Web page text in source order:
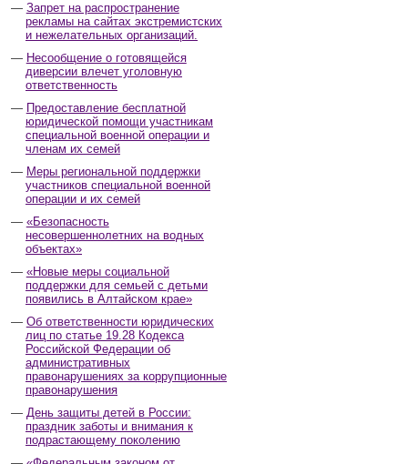
Запрет на распространение
рекламы на сайтах экстремистских
и нежелательных организаций.
Несообщение о готовящейся
диверсии влечет уголовную
ответственность
Предоставление бесплатной
юридической помощи участникам
специальной военной операции и
членам их семей
Меры региональной поддержки
участников специальной военной
операции и их семей
«Безопасность
несовершеннолетних на водных
объектах»
«Новые меры социальной
поддержки для семьей с детьми
появились в Алтайском крае»
Об ответственности юридических
лиц по статье 19.28 Кодекса
Российской Федерации об
административных
правонарушениях за коррупционные
правонарушения
День защиты детей в России:
праздник заботы и внимания к
подрастающему поколению